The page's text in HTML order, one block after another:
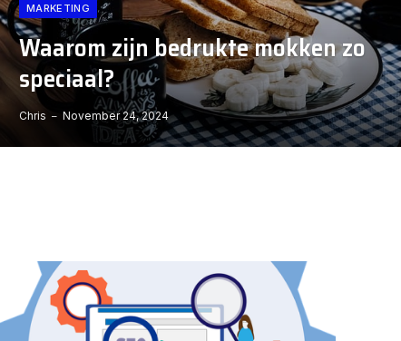
MARKETING
Waarom zijn bedrukte mokken zo
speciaal?
Chris November 24, 2024